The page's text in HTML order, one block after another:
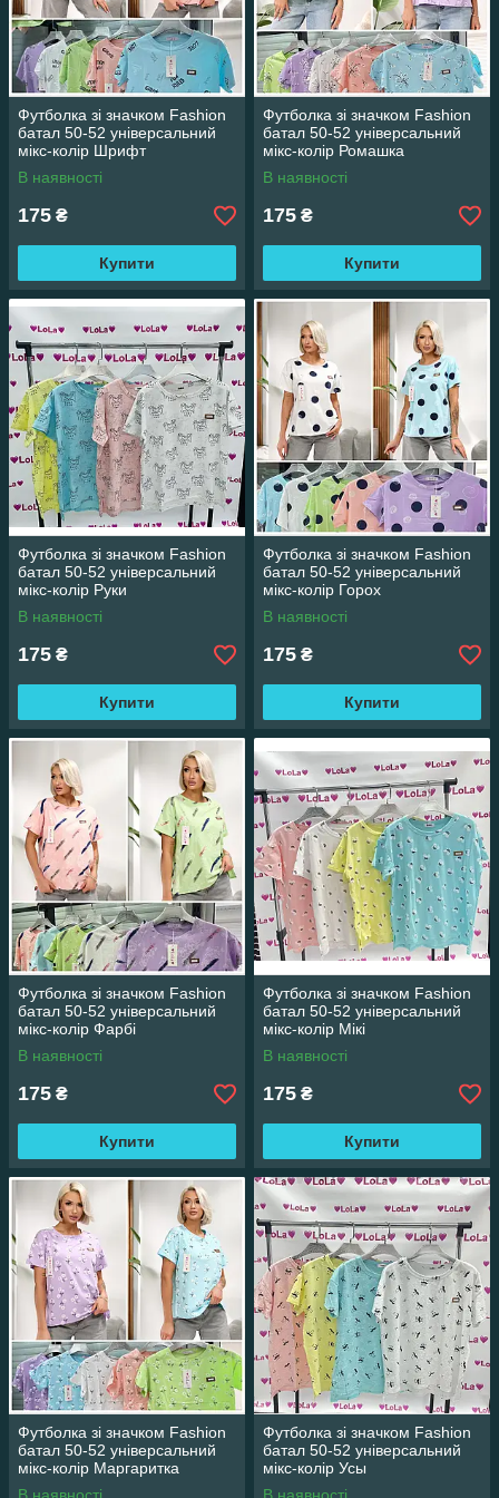
маркетплейсів
продажів у соцмережах
Футболка зі значком Fashion
батал 50-52 універсальний
мікс-колір Шрифт
В наявності
175 ₴
Купити
Футболка зі значком Fashion
батал 50-52 універсальний
мікс-колір Ромашка
В наявності
175 ₴
Купити
Футболка зі значком Fashion
батал 50-52 універсальний
мікс-колір Руки
В наявності
175 ₴
Купити
Футболка зі значком Fashion
батал 50-52 універсальний
мікс-колір Горох
В наявності
175 ₴
Купити
Футболка зі значком Fashion
батал 50-52 універсальний
мікс-колір Фарбі
В наявності
175 ₴
Купити
Футболка зі значком Fashion
батал 50-52 універсальний
мікс-колір Мікі
В наявності
175 ₴
Купити
Футболка зі значком Fashion
батал 50-52 універсальний
мікс-колір Маргаритка
Футболка зі значком Fashion
батал 50-52 універсальний
мікс-колір Усы